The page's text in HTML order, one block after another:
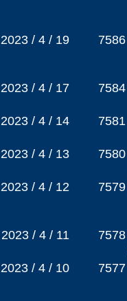
2023 / 4 / 19 7586
2023 / 4 / 17 7584
2023 / 4 / 14 7581
2023 / 4 / 13 7580
2023 / 4 / 12 7579
2023 / 4 / 11 7578
2023 / 4 / 10 7577